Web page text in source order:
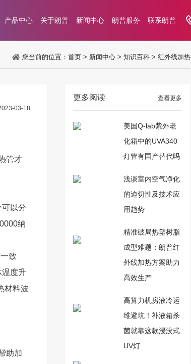
产品中心 关于朗普 新闻中心 朗普服务 联系朗普
您当前的位置： 首页 > 新闻中心 > 知识百科 > 红外线加热
03-18
管才
以分
纳
致
温度升
材料波
助加
更多阅读 查看更多
美国Q-lab紫外老
化箱中的UVA340
灯管有国产替代吗
浅谈室内空气净化
的迫切性及技术应
用趋势
精准破局热塑树脂
成型难题：朗普红
外线加热方案助力
高效生产
高算力机房液冷运
维避坑！补液箱杀
菌就靠这款浸没式
UV灯